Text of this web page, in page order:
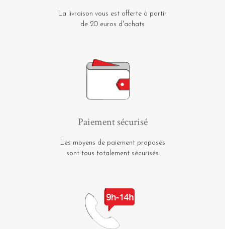
La livraison vous est offerte à partir
de 20 euros d'achats
Paiement sécurisé
Les moyens de paiement proposés
sont tous totalement sécurisés